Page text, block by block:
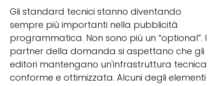
Gli standard tecnici stanno diventando
sempre più importanti nella pubblicità
programmatica. Non sono più un “optional”. I
partner della domanda si aspettano che gli
editori mantengano un'infrastruttura tecnica
conforme e ottimizzata. Alcuni degli elementi